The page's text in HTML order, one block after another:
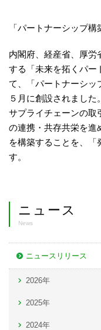
「パートナーシップ
内閣府、経産省、厚労
する「未来を拓くパー
て、「パートナーシッ
５月に創設されました
サプライチェーンの取
の連携・共存共栄を進
を構築することを、
す。
ニュース
News
ニュースリリース
2026年
2025年
2024年